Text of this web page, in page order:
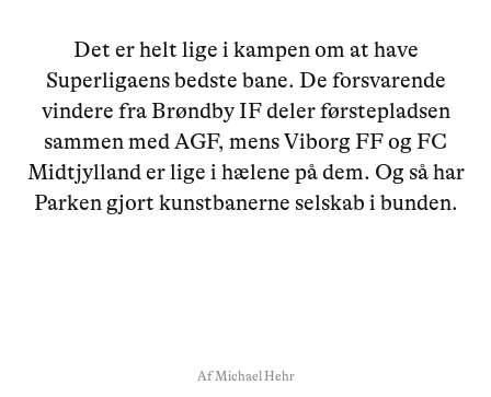
Det er helt lige i kampen om at have
Superligaens bedste bane. De forsvarende
vindere fra Brøndby IF deler førstepladsen
sammen med AGF, mens Viborg FF og FC
Midtjylland er lige i hælene på dem. Og så har
Parken gjort kunstbanerne selskab i bunden.
AfMichael Hehr